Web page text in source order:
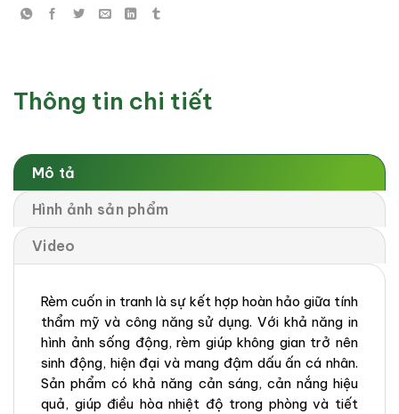
Thông tin chi tiết
Mô tả
Hình ảnh sản phẩm
Video
Rèm cuốn in tranh là sự kết hợp hoàn hảo giữa tính
thẩm mỹ và công năng sử dụng. Với khả năng in
hình ảnh sống động, rèm giúp không gian trở nên
sinh động, hiện đại và mang đậm dấu ấn cá nhân.
Sản phẩm có khả năng cản sáng, cản nắng hiệu
quả, giúp điều hòa nhiệt độ trong phòng và tiết